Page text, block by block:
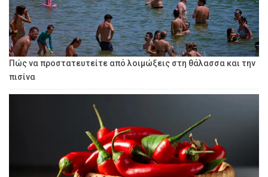
Πώς να προστατευτείτε από λοιμώξεις στη θάλασσα και την
πισίνα